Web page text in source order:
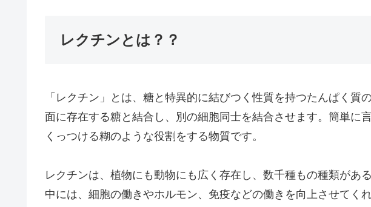
レクチンとは？？
「レクチン」とは、糖と特異的に結びつく性質を持つたんぱく質
面に存在する糖と結合し、別の細胞同士を結合させます。簡単に
くっつける糊のような役割をする物質です。
レクチンは、植物にも動物にも広く存在し、数千種もの種類があ
中には、細胞の働きやホルモン、免疫などの働きを向上させてく